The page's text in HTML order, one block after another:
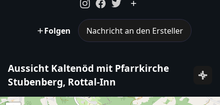
Folgen Nachricht an den Ersteller
Aussicht Kaltenöd mit Pfarrkirche
Stubenberg, Rottal-Inn